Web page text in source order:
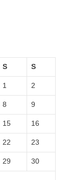
S S
1 2
8 9
15 16
22 23
29 30